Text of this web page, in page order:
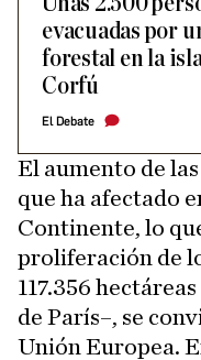
evacuadas por
forestal en la
Corfú
El Debate
El aumento de
que ha afectado
Continente, lo
proliferación de
117.356
de París–, se
Unión Europea.